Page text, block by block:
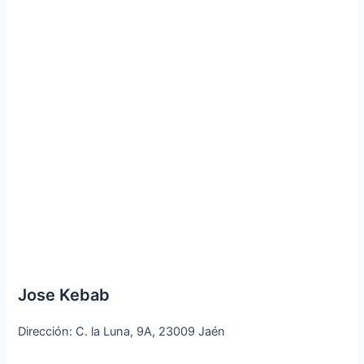
Jose Kebab
Dirección: C. la Luna, 9A, 23009 Jaén